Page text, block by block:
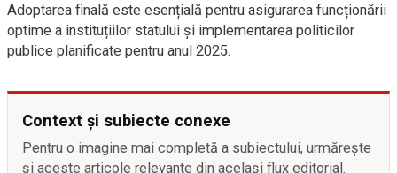
Adoptarea finală este esențială pentru asigurarea funcționării
optime a instituțiilor statului și implementarea politicilor
publice planificate pentru anul 2025.
Context și subiecte conexe
Pentru o imagine mai completă a subiectului, urmărește
și aceste articole relevante din același flux editorial.